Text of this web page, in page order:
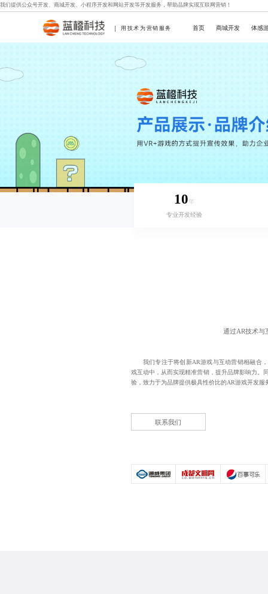
我们提供公众号开发、 商城开发、 小程序开发和 网站开发等开发服务，帮助品牌实现互联网营销！
用技术为营销服务 首页 商城开发 体感
10年
专业开发经验
通过AR技术与
我们专注于将创新AR游戏与互动营销相融合
戏互动中，从而实现精准营销，提升品牌影响力。
验，致力于为品牌提供极具性价比的AR游戏开发服
联系我们